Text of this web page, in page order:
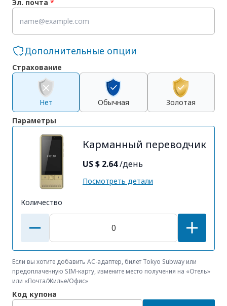
Эл. почта *
Дополнительные опции
Страхование
Нет Обычная
Золотая
Параметры
Карманный переводчик
US $ 2.64/день
Посмотреть детали
Количество
Если вы хотите добавить AC-адаптер, билет Tokyo Subway или
предоплаченную SIM-карту, измените место получения на «Отель»
или «Почта/Жилье/Офис»
Код купона